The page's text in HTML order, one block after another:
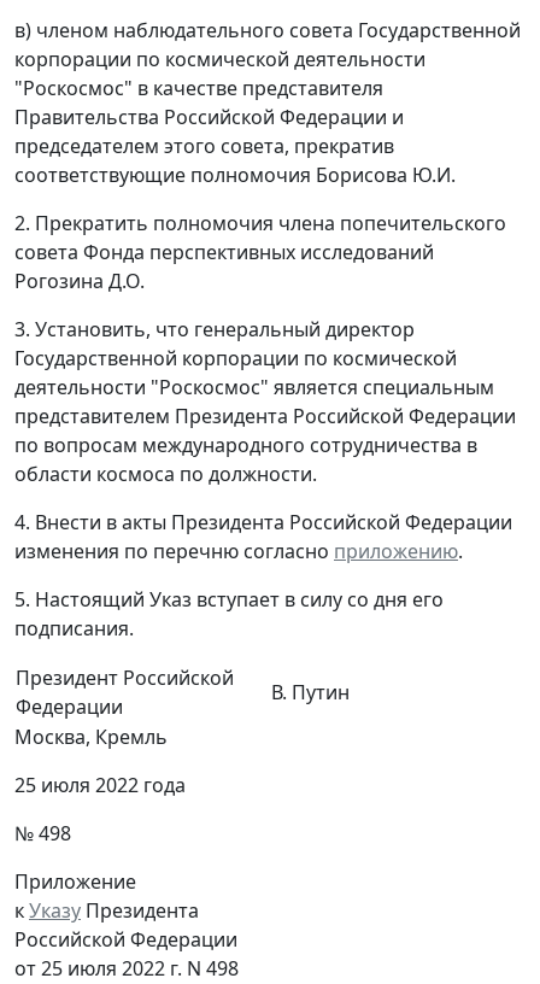
в) членом наблюдательного совета Государственной
корпорации по космической деятельности
"Роскосмос" в качестве представителя
Правительства Российской Федерации и
председателем этого совета, прекратив
соответствующие полномочия Борисова Ю.И.
2. Прекратить полномочия члена попечительского
совета Фонда перспективных исследований
Рогозина Д.О.
3. Установить, что генеральный директор
Государственной корпорации по космической
деятельности "Роскосмос" является специальным
представителем Президента Российской Федерации
по вопросам международного сотрудничества в
области космоса по должности.
4. Внести в акты Президента Российской Федерации
изменения по перечню согласно приложению.
5. Настоящий Указ вступает в силу со дня его
подписания.
Президент Российской
Федерации
В. Путин
Москва, Кремль
25 июля 2022 года
№ 498
Приложение
кУказу Президента
Российской Федерации
от 25 июля 2022 г. N 498